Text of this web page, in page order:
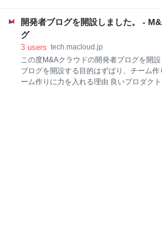
するな、インターフェースに依存しろ" だ
ています。 依存性逆転の原則 - Wikipe
書いていたんですが、自社の環境に限った
たので、自社ブログで公開しました。 記事
は、本番環境でやらかしちゃった話もあり
Laravel でワーカー環境の構築を検討され
チェックしていただけたらと思います。
ているM&Aクラウドというウェブアプリケ
開発者ブログを開設しました。 -
グ
3 users tech.macloud.jp
この度M&Aクラウドの開発者ブログを開設
ブログを開設する目的はずばり、チーム作
ーム作りに力を入れる理由 良いプロダク